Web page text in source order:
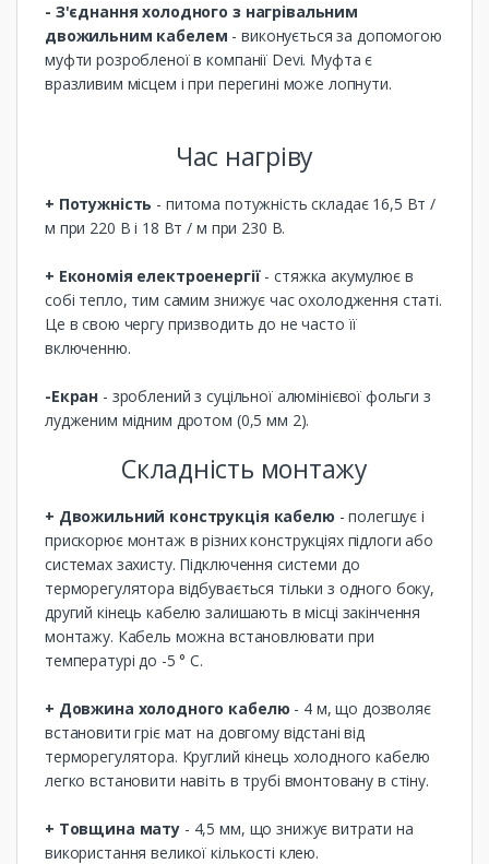
- З'єднання холодного з нагрівальним
двожильним кабелем - виконується за допомогою
муфти розробленої в компанії Devi. Муфта є
вразливим місцем і при перегині може лопнути.
Час нагріву
+ Потужність - питома потужність складає 16,5 Вт /
м при 220 В і 18 Вт / м при 230 В.
+ Економія електроенергії- стяжка акумулює в
собі тепло, тим самим знижує час охолодження статі.
Це в свою чергу призводить до не часто її
включенню.
-Екран - зроблений з суцільної алюмінієвої фольги з
лудженим мідним дротом (0,5 мм 2).
Складність монтажу
+ Двожильний конструкція кабелю - полегшує і
прискорює монтаж в різних конструкціях підлоги або
системах захисту. Підключення системи до
терморегулятора відбувається тільки з одного боку,
другий кінець кабелю залишають в місці закінчення
монтажу. Кабель можна встановлювати при
температурі до -5 ° C.
+ Довжина холодного кабелю - 4 м, що дозволяє
встановити гріє мат на довгому відстані від
терморегулятора. Круглий кінець холодного кабелю
легко встановити навіть в трубі вмонтовану в стіну.
+ Товщина мату - 4,5 мм, що знижує витрати на
використання великої кількості клею.